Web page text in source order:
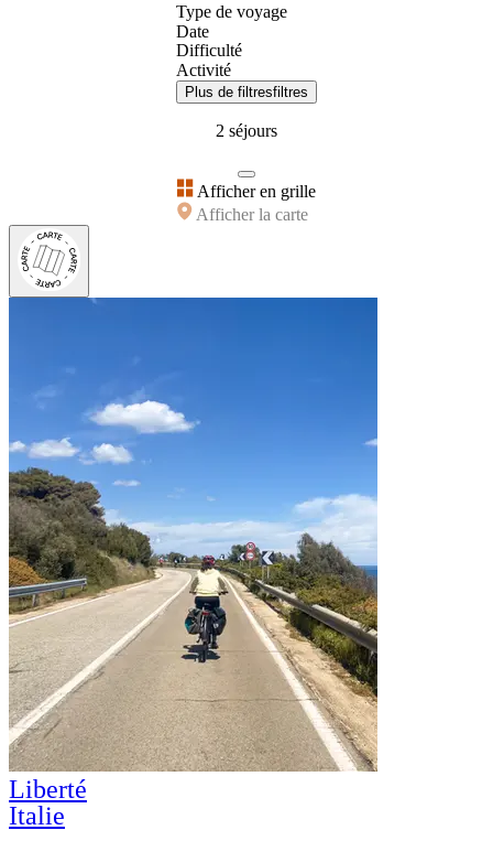
Type de voyage
Date
Difficulté
Activité
Plus de filtresfiltres
2 séjours
Afficher en grille
Afficher la carte
Liberté
Italie